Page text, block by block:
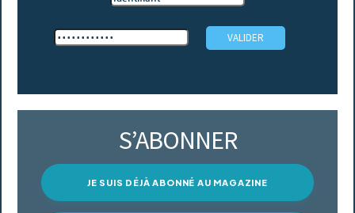
S’ABONNER
JE SUIS DÉJÀ ABONNÉ AU MAGAZINE